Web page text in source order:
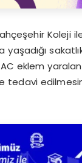
Koleji
eklem
tedavi